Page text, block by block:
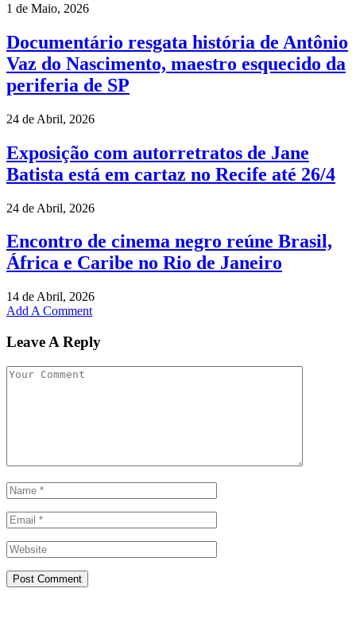
1 de Maio, 2026
Documentário resgata história de Antônio
Vaz do Nascimento, maestro esquecido da
periferia de SP
24 de Abril, 2026
Exposição com autorretratos de Jane
Batista está em cartaz no Recife até 26/4
24 de Abril, 2026
Encontro de cinema negro reúne Brasil,
África e Caribe no Rio de Janeiro
14 de Abril, 2026
Add A Comment
Leave A Reply